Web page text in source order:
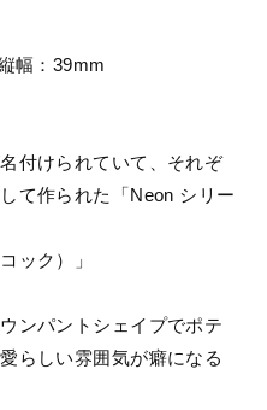
幅：39mm
付けられていて、それぞ
て作られた「Neon シリー
ック）」
ンパントシェイプでポテ
らしい雰囲気が癖になる